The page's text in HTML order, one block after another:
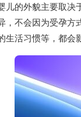
儿的外貌主要取决
，不会因为受孕方
生活习惯等，都会